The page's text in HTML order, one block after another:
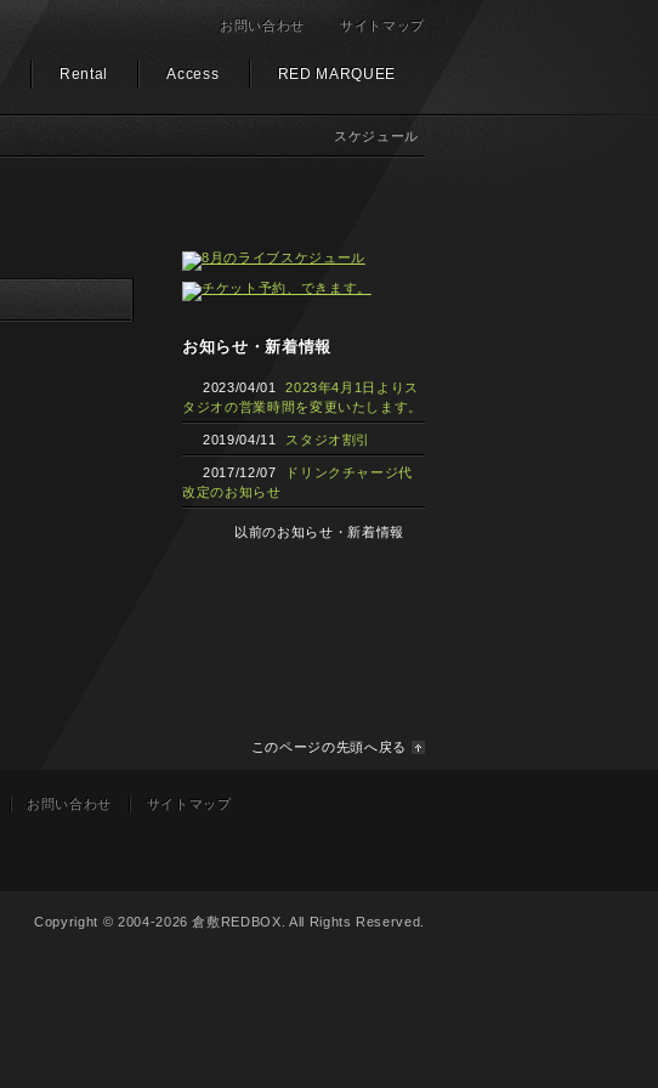
スケジュール
Rental Access RED MARQUEE
お問い合わせ サイトマップ
お知らせ・新着情報
2023/04/01
2023年4月1日よりス
タジオの営業時間を変更いたします。
2019/04/11 スタジオ割引
2017/12/07
ドリンクチャージ代
改定のお知らせ
以前のお知らせ・新着情報
このページの先頭へ戻る
お問い合わせ サイトマップ
Copyright © 2004-2026 倉敷REDBOX. All Rights Reserved.